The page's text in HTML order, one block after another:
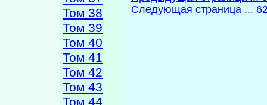
Том 38
Том 39
Том 40
Том 41
Том 42
Том 43
Том 44
Следующая страница ...